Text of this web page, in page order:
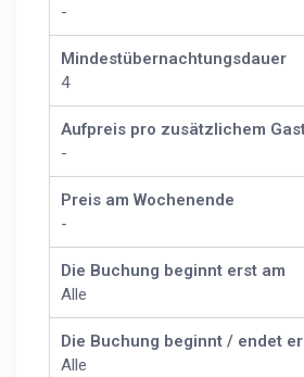
-
Mindestübernachtungsdauer
4
Aufpreis pro zusätzlichem
-
Preis am Wochenende
-
Die Buchung beginnt erst am
Alle
Die Buchung beginnt / endet
Alle